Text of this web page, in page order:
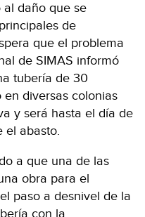
al daño que se
de
que el problema
de SIMAS informó
tubería de 30
diversas colonias
y será hasta el día de
el abasto.
a que una de las
obra para el
paso a desnivel de la